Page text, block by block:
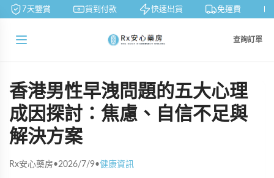
7天鑒賞 貨到付款 快速出貨 免運費
查詢訂單
香港男性早洩問題的五大心理
成因探討：焦慮、自信不足與
解決方案
Rx安心藥房•2026/7/9•健康資訊